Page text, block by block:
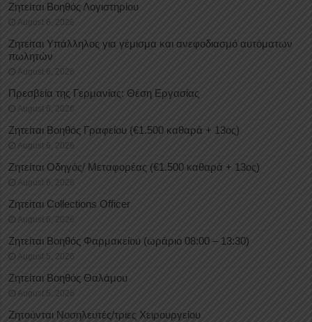
Ζητείται Βοηθός Λογιστηρίου
August 6, 2026
Ζητείται Υπάλληλος για γέμισμα και ανεφοδιασμό αυτόματων
πωλητών
August 6, 2026
Πρεσβεία της Γερμανίας: Θέση Εργασίας
August 6, 2026
Ζητείται Βοηθός Γραφείου (€1.500 καθαρά + 13ος)
August 6, 2026
Ζητείται Οδηγός/ Μεταφορέας (€1.500 καθαρά + 13ος)
August 6, 2026
Ζητείται Collections Officer
August 6, 2026
Ζητείται Βοηθός Φαρμακείου (ωράριο 08:00 – 13:30)
August 5, 2026
Ζητείται Βοηθός Θαλάμου
August 5, 2026
Ζητούνται Νοσηλευτές/τριες Χειρουργείου